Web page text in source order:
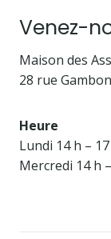
Venez-
Maison des
28 rue
Heure
Lundi 14 h –
Mercredi 14 h